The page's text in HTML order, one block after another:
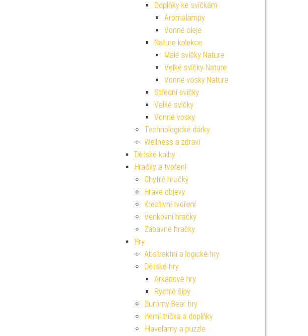
Doplňky ke svíčkám
Aromalampy
Vonné oleje
Nature kolekce
Malé svíčky Nature
Velké svíčky Nature
Vonné vosky Nature
Střední svíčky
Velké svíčky
Vonné vosky
Technologické dárky
Wellness a zdraví
Dětské knihy
Hračky a tvoření
Chytré hračky
Hravé objevy
Kreativní tvoření
Venkovní hračky
Zábavné hračky
Hry
Abstraktní a logické hry
Dětské hry
Arkádové hry
Rychlé šípy
Dummy Bear hry
Herní trička a doplňky
Hlavolamy a puzzle